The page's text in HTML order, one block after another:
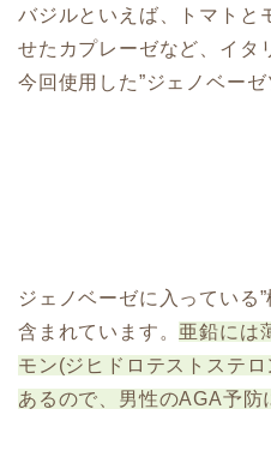
バジルといえば、トマトと
せたカプレーゼなど、イタ
今回使用した”ジェノベーゼ
ジェノベーゼに入っている
含まれています。 亜鉛には
モン(ジヒドロテストステ
あるので、男性のAGA予防